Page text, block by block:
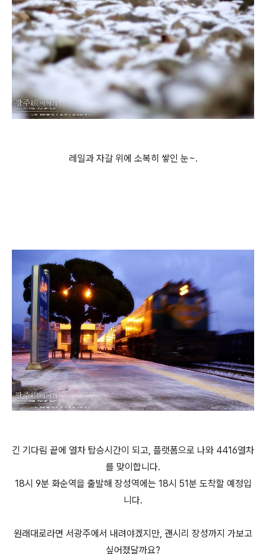
레일과 자갈 위에 소복히 쌓인 눈~.
긴 기다림 끝에 열차 탑승시간이 되고, 플랫폼으로 나와 4416열차
를 맞이합니다.
18시 9분 화순역을 출발해 장성역에는 18시 51분 도착할 예정입
니다.
원래대로라면 서광주에서 내려야겠지만, 괜시리 장성까지 가보고
싶어졌달까요?